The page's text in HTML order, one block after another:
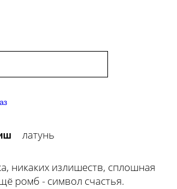
латунь
никаких излишеств, сплошная
ромб - символ счастья.